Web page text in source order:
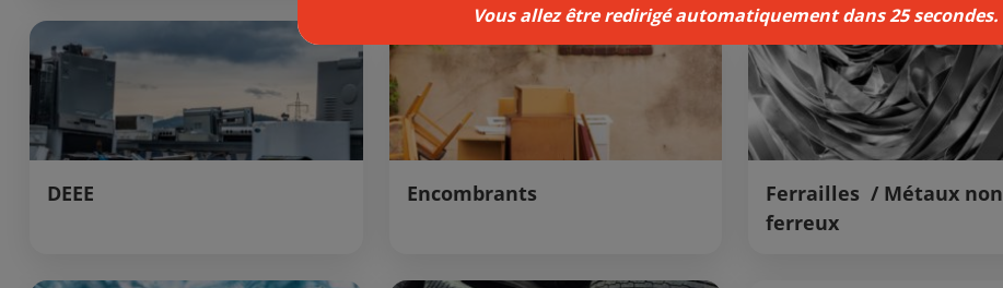
DEEE Encombrants
Ferrailles / Métaux non
ferreux
Vous allez être redirigé automatiquement dans24secondes.